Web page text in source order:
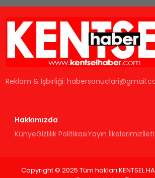
Reklam & İşbirliği:
Hakkımızda
KünyeGizlilik PolitikasıYayın İlkelerimiz
Copyright © 2025 Tüm hakları KENTSEL